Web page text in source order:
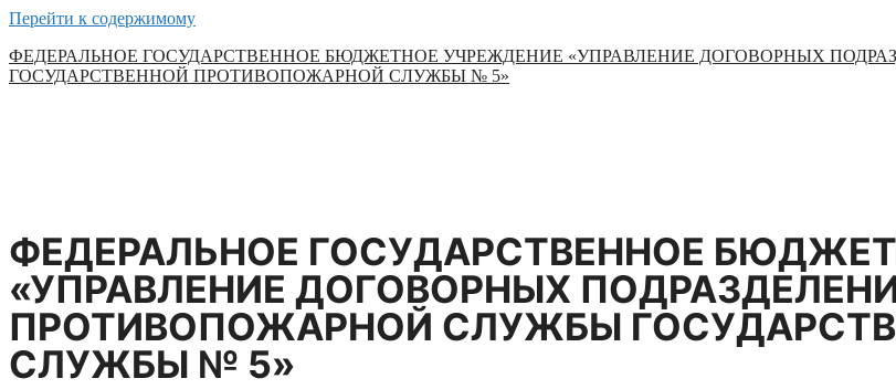
Перейти к содержимому
ФЕДЕРАЛЬНОЕ ГОСУДАРСТВЕННОЕ БЮДЖЕТНОЕ УЧРЕЖДЕНИЕ «УПРАВЛЕНИЕ ДОГОВОРНЫХ
ГОСУДАРСТВЕННОЙ ПРОТИВОПОЖАРНОЙ СЛУЖБЫ № 5»
ФЕДЕРАЛЬНОЕ ГОСУДАРСТВЕННОЕ
«УПРАВЛЕНИЕ ДОГОВОРНЫХ
ПРОТИВОПОЖАРНОЙ СЛУЖБЫ
СЛУЖБЫ № 5»